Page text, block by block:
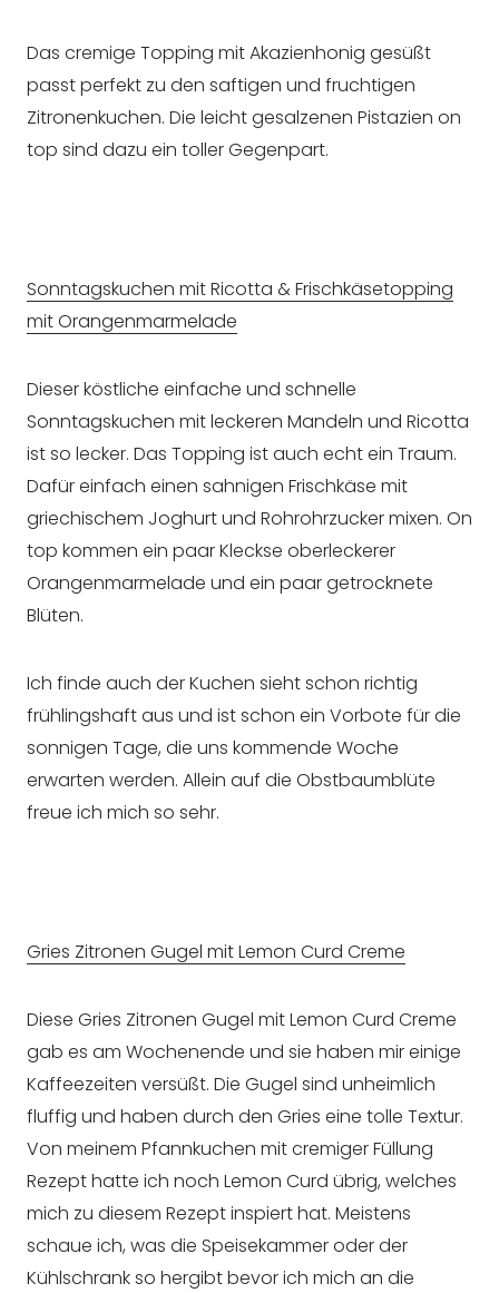
Das cremige Topping mit Akazienhonig gesüßt
passt perfekt zu den saftigen und fruchtigen
Zitronenkuchen. Die leicht gesalzenen Pistazien on
top sind dazu ein toller Gegenpart.
Sonntagskuchen mit Ricotta & Frischkäsetopping
mit Orangenmarmelade
Dieser köstliche einfache und schnelle
Sonntagskuchen mit leckeren Mandeln und Ricotta
ist so lecker. Das Topping ist auch echt ein Traum.
Dafür einfach einen sahnigen Frischkäse mit
griechischem Joghurt und Rohrohrzucker mixen. On
top kommen ein paar Kleckse oberleckerer
Orangenmarmelade und ein paar getrocknete
Blüten.
Ich finde auch der Kuchen sieht schon richtig
frühlingshaft aus und ist schon ein Vorbote für die
sonnigen Tage, die uns kommende Woche
erwarten werden. Allein auf die Obstbaumblüte
freue ich mich so sehr.
Gries Zitronen Gugel mit Lemon Curd Creme
Diese Gries Zitronen Gugel mit Lemon Curd Creme
gab es am Wochenende und sie haben mir einige
Kaffeezeiten versüßt. Die Gugel sind unheimlich
fluffig und haben durch den Gries eine tolle Textur.
Von meinem Pfannkuchen mit cremiger Füllung
Rezept hatte ich noch Lemon Curd übrig, welches
mich zu diesem Rezept inspiert hat. Meistens
schaue ich, was die Speisekammer oder der
Kühlschrank so hergibt bevor ich mich an die